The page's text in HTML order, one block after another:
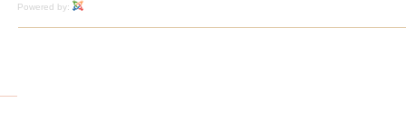
Powered by: